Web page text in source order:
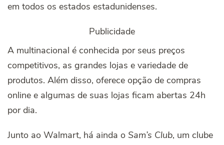
em todos os estados estadunidenses.
Publicidade
A multinacional é conhecida por seus preços
competitivos, as grandes lojas e variedade de
produtos. Além disso, oferece opção de compras
online e algumas de suas lojas ficam abertas 24h
por dia.
Junto ao Walmart, há ainda o Sam’s Club, um clube